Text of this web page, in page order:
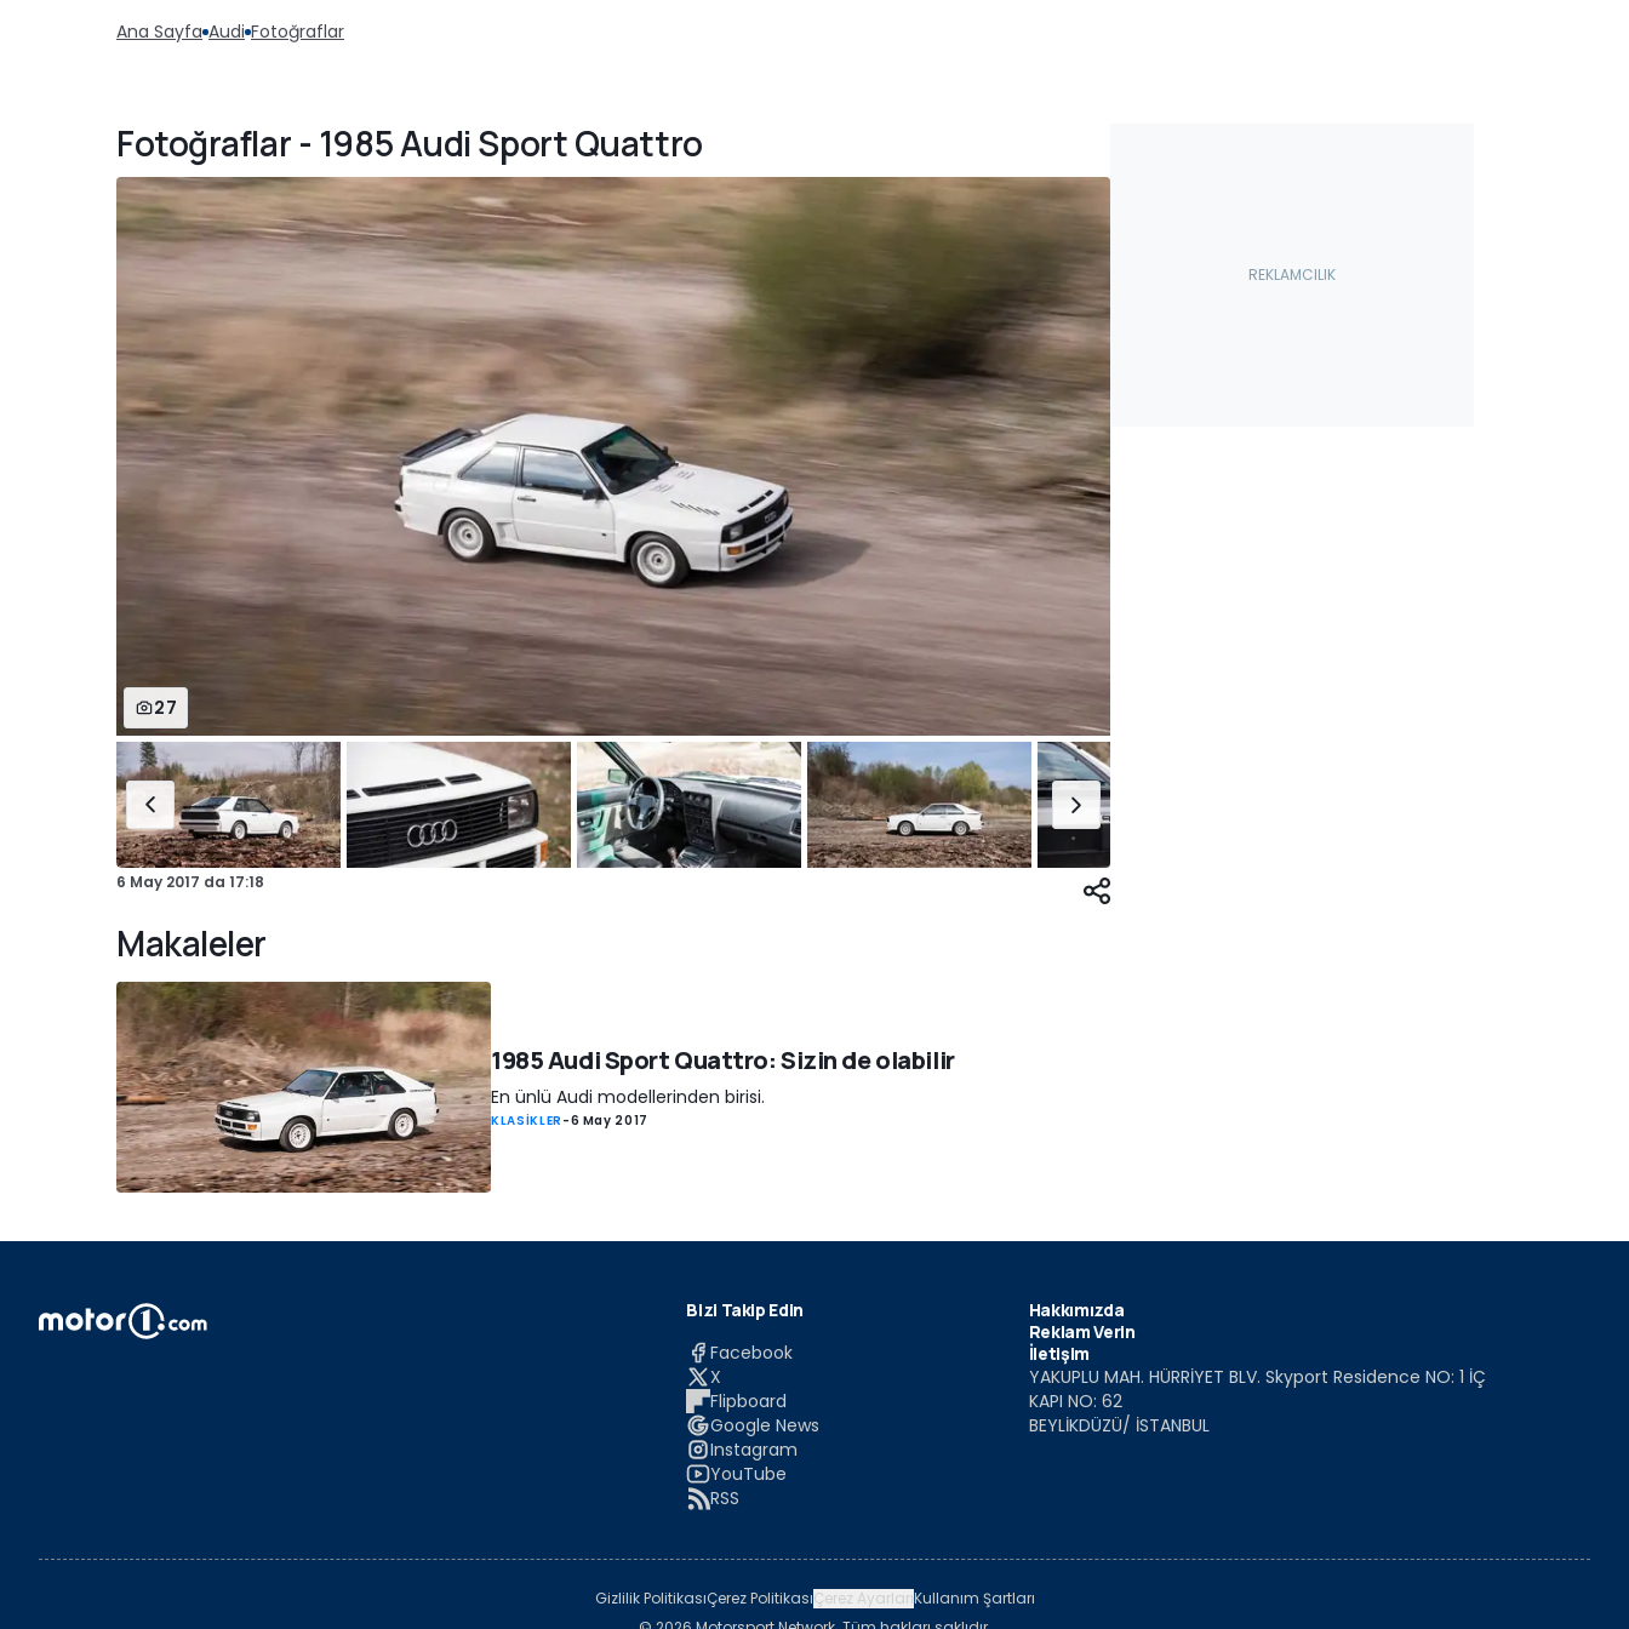
Ana Sayfa Audi Fotoğraflar
Fotoğraflar - 1985 Audi Sport Quattro
27
6 May 2017 da 17:18
Makaleler
1985 Audi Sport Quattro: Sizin de olabilir
En ünlü Audi modellerinden birisi.
KLASİKLER -6 May 2017
Bizi Takip Edin
Facebook
X
Flipboard
Google News
Instagram
YouTube
RSS
Hakkımızda
Reklam Verin
İletişim
YAKUPLU MAH. HÜRRİYET BLV. Skyport Residence NO: 1 İÇ
KAPI NO: 62
BEYLİKDÜZÜ/ İSTANBUL
Gizlilik PolitikasıÇerez PolitikasıÇerez AyarlarıKullanım Şartları